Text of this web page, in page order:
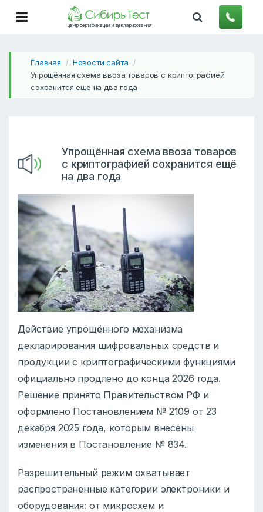
центр сертификации и декларирования
Главная / Новости сайта /
Упрощённая схема ввоза товаров с криптографией
сохранится ещё на два года
Упрощённая схема ввоза товаров
с криптографией сохранится ещё
на два года
Действие упрощённого механизма
декларирования шифровальных средств и
продукции с криптографическими функциями
официально продлено до конца 2026 года.
Решение принято Правительством РФ и
оформлено Постановлением № 2109 от 23
декабря 2025 года, которым внесены
изменения в Постановление № 834.
Разрешительный режим охватывает
распространённые категории электроники и
оборудования: от микросхем и